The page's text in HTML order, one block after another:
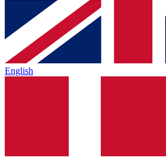
English